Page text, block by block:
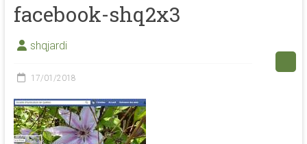
Québec
SHQ
voyages-
conférences
facebook-shq2x3
shqjardi
17/01/2018